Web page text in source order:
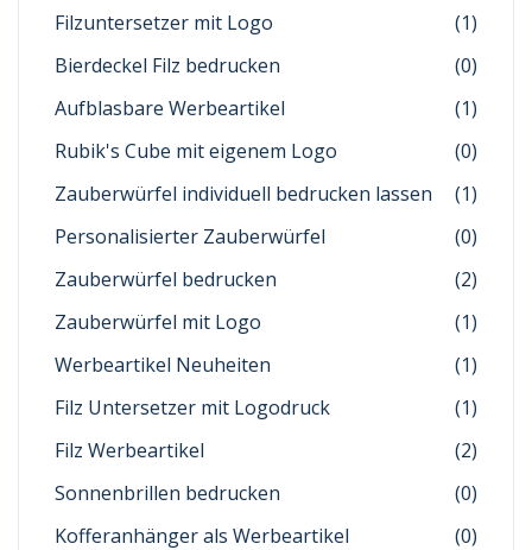
Filzuntersetzer mit Logo
(1)
Bierdeckel Filz bedrucken
(0)
Aufblasbare Werbeartikel
(1)
Rubik's Cube mit eigenem Logo
(0)
Zauberwürfel individuell bedrucken lassen
(1)
Personalisierter Zauberwürfel
(0)
Zauberwürfel bedrucken
(2)
Zauberwürfel mit Logo
(1)
Werbeartikel Neuheiten
(1)
Filz Untersetzer mit Logodruck
(1)
Filz Werbeartikel
(2)
Sonnenbrillen bedrucken
(0)
Kofferanhänger als Werbeartikel
(0)